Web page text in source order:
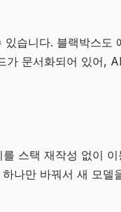
습니다. 블랙박스도
가 문서화되어 있어,
스택 재작성 없이
나만 바꿔서 새 모델